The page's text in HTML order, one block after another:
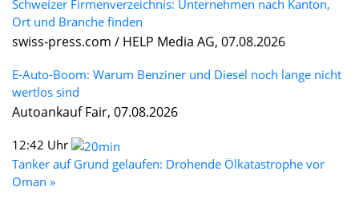
Schweizer Firmenverzeichnis: Unternehmen nach Kanton,
Ort und Branche finden
swiss-press.com / HELP Media AG, 07.08.2026
E-Auto-Boom: Warum Benziner und Diesel noch lange nicht
wertlos sind
Autoankauf Fair, 07.08.2026
12:42 Uhr
Tanker auf Grund gelaufen: Drohende Ölkatastrophe vor
Oman »